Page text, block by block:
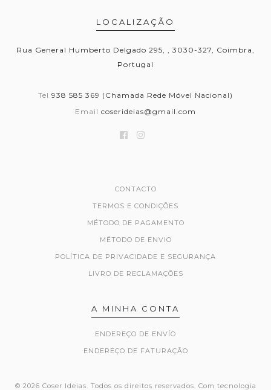
LOCALIZAÇÃO
Rua General Humberto Delgado 295, , 3030-327, Coimbra,
Portugal
Tel 938 585 369 (Chamada Rede Móvel Nacional)
Email coserideias@gmail.com
CONTACTO
TERMOS E CONDIÇÕES
MÉTODO DE PAGAMENTO
MÉTODO DE ENVIO
POLÍTICA DE PRIVACIDADE E SEGURANÇA
LIVRO DE RECLAMAÇÕES
A MINHA CONTA
ENDEREÇO DE ENVÍO
ENDEREÇO DE FATURAÇÃO
© 2026 Coser Ideias. Todos os direitos reservados. Com tecnologia